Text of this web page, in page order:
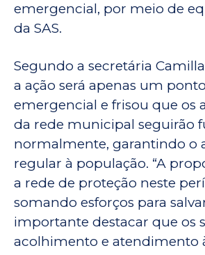
emergencial, por meio de
da SAS.
Segundo a secretária
a ação será apenas um
emergencial e frisou que os
da rede municipal seguirão
normalmente, garantindo o
regular à população. “A
a rede de proteção neste
somando esforços para
importante destacar que os
acolhimento e atendimento